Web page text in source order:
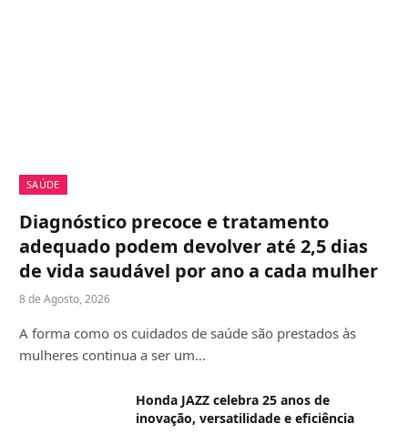
SAÚDE
Diagnóstico precoce e tratamento
adequado podem devolver até 2,5 dias
de vida saudável por ano a cada mulher
8 de Agosto, 2026
A forma como os cuidados de saúde são prestados às
mulheres continua a ser um…
Honda JAZZ celebra 25 anos de
inovação, versatilidade e eficiência